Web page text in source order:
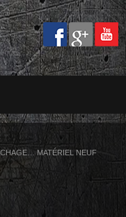
MATÉRIEL NEUF